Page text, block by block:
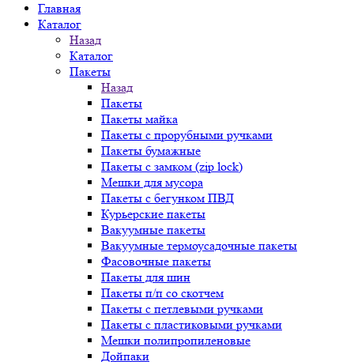
Главная
Каталог
Назад
Каталог
Пакеты
Назад
Пакеты
Пакеты майка
Пакеты с прорубными ручками
Пакеты бумажные
Пакеты с замком (zip lock)
Мешки для мусора
Пакеты с бегунком ПВД
Курьерские пакеты
Вакуумные пакеты
Вакуумные термоусадочные пакеты
Фасовочные пакеты
Пакеты для шин
Пакеты п/п со скотчем
Пакеты с петлевыми ручками
Пакеты с пластиковыми ручками
Мешки полипропиленовые
Дойпаки